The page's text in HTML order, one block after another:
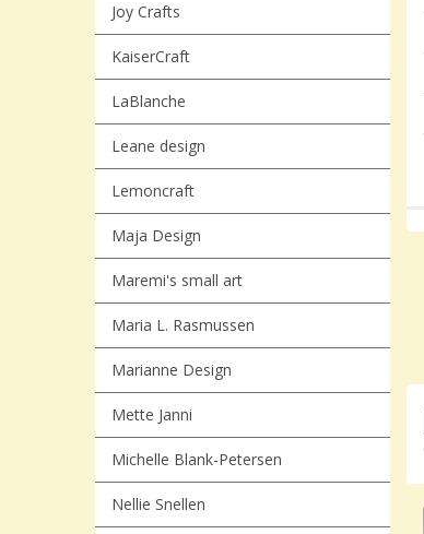
Joy Crafts
KaiserCraft
LaBlanche
Leane design
Lemoncraft
Maja Design
Maremi's small art
Maria L. Rasmussen
Marianne Design
Mette Janni
Michelle Blank-Petersen
Nellie Snellen